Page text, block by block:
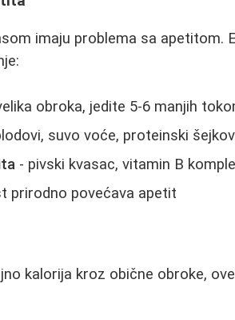
imaju problema sa apetitom.
obroka, jedite 5-6 manjih
suvo voće, proteinski
- pivski kvasac, vitamin B
prirodno povećava apetit
kalorija kroz obične obroke,